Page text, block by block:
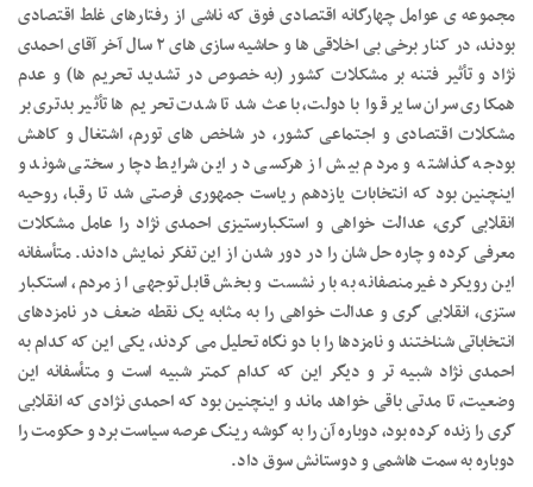
مجموعه ی عوامل چهارگانه اقتصادی فوق که ناشی از رفتارهای غلط اقتصادی
بودند، در کنار برخی بی اخلاقی ها و حاشیه سازی های ۲ سال آخر آقای احمدی
نژاد و تأثیر فتنه بر مشکلات کشور (به خصوص در تشدید تحریم ها) و عدم
همکاری سران سایر قوا با دولت، باعث شد تا شدت تحریم ها تأثیر بدتری بر
مشکلات اقتصادی و اجتماعی کشور، در شاخص های تورم، اشتغال و کاهش
بودجه گذاشته و مردم بیش از هرکسی در این شرایط دچار سختی شوند و
اینچنین بود که انتخابات یازدهم ریاست جمهوری فرصتی شد تا رقبا، روحیه
انقلابی گری، عدالت خواهی و استکبارستیزی احمدی نژاد را عامل مشکلات
معرفی کرده و چاره حل شان را در دور شدن از این تفکر نمایش دادند. متأسفانه
این رویکرد غیرمنصفانه به بار نشست و بخش قابل توجهی از مردم، استکبار
ستزی، انقلابی گری و عدالت خواهی را به مثابه یک نقطه ضعف در نامزدهای
انتخاباتی شناختند و نامزدها را با دو نگاه تحلیل می کردند، یکی این که کدام به
احمدی نژاد شبیه تر و دیگر این که کدام کمتر شبیه است و متأسفانه این
وضعیت، تا مدتی باقی خواهد ماند و اینچنین بود که احمدی نژادی که انقلابی
گری را زنده کرده بود، دوباره آن را به گوشه رینگ عرصه سیاست برد و حکومت را
دوباره به سمت هاشمی و دوستانش سوق داد.